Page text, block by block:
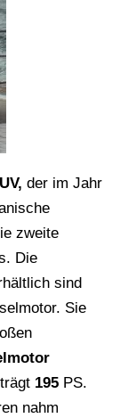
der im Jahr
zweite
Die
sind
Sie
195 PS.
nahm